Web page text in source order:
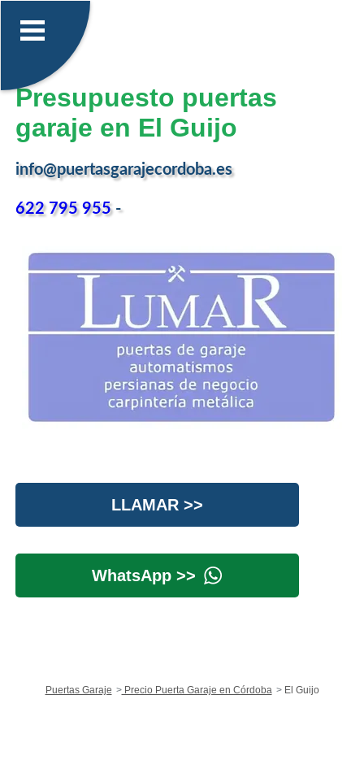
Presupuesto puertas
garaje en El Guijo
info@puertasgarajecordoba.es
622 795 955-
LLAMAR >>
WhatsApp >>
Puertas Garaje Precio Puerta Garaje en Córdoba El Guijo